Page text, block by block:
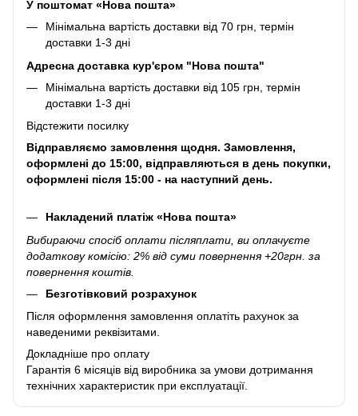
У поштомат «Нова пошта»
Мінімальна вартість доставки від 70 грн, термін
доставки 1-3 дні
Адресна доставка кур'єром "Нова пошта"
Мінімальна вартість доставки від 105 грн, термін
доставки 1-3 дні
Відстежити посилку
Відправляємо замовлення щодня. Замовлення,
оформлені до 15:00, відправляються в день покупки,
оформлені після 15:00 - на наступний день.
Накладений платіж «Нова пошта»
Вибираючи спосіб оплати післяплати, ви оплачуєте
додаткову комісію: 2% від суми повернення +20грн. за
повернення коштів.
Безготівковий розрахунок
Після оформлення замовлення оплатіть рахунок за
наведеними реквізитами.
Докладніше про оплату
Гарантія 6 місяців від виробника за умови дотримання
технічних характеристик при експлуатації.